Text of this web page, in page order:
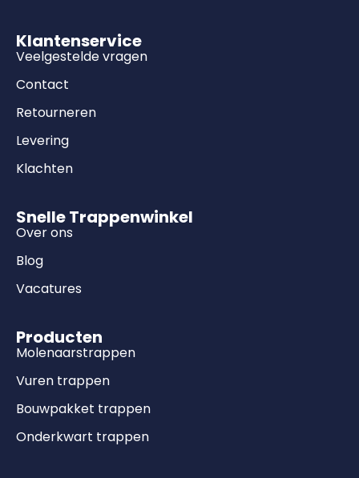
Klantenservice
Veelgestelde vragen
Contact
Retourneren
Levering
Klachten
Snelle Trappenwinkel
Over ons
Blog
Vacatures
Producten
Molenaarstrappen
Vuren trappen
Bouwpakket trappen
Onderkwart trappen